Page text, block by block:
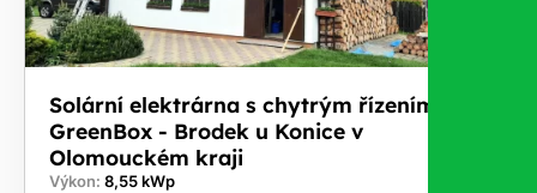
Solární elektrárna s chytrým řízením
GreenBox - Brodek u Konice v
Olomouckém kraji
Výkon: 8,55 kWp